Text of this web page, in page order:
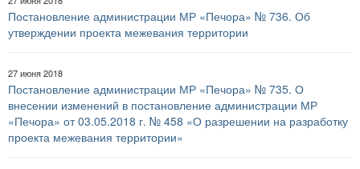
Постановление администрации МР «Печора» № 736. Об
утверждении проекта межевания территории
27 июня 2018
Постановление администрации МР «Печора» № 735. О
внесении изменений в постановление администрации МР
«Печора» от 03.05.2018 г. № 458 «О разрешении на разработку
проекта межевания территории»